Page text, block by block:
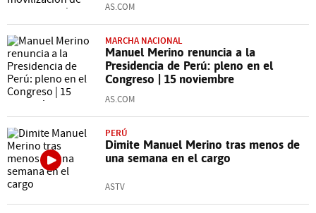
AS.COM
MARCHA NACIONAL
Manuel Merino renuncia a la
Presidencia de Perú: pleno en el
Congreso | 15 noviembre
AS.COM
PERÚ
Dimite Manuel Merino tras menos de
una semana en el cargo
ASTV